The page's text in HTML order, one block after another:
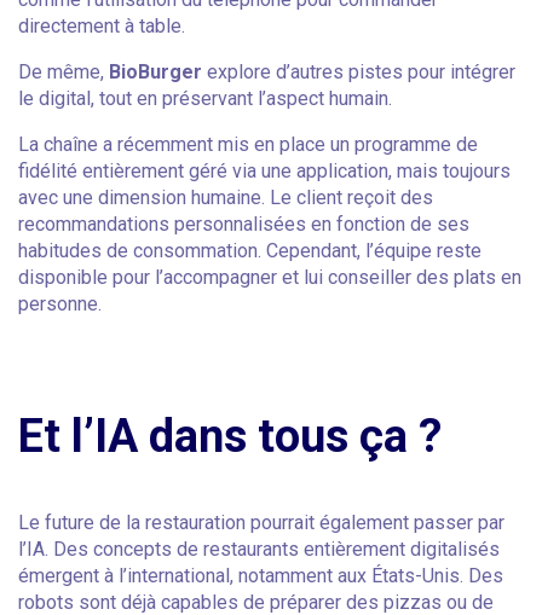
directement à table.
De même, BioBurger explore d’autres pistes pour intégrer
le digital, tout en préservant l’aspect humain.
La chaîne a récemment mis en place un programme de
fidélité entièrement géré via une application, mais toujours
avec une dimension humaine. Le client reçoit des
recommandations personnalisées en fonction de ses
habitudes de consommation. Cependant, l’équipe reste
disponible pour l’accompagner et lui conseiller des plats en
personne.
Et l’IA dans tous ça ?
Le future de la restauration pourrait également passer par
l’IA. Des concepts de restaurants entièrement digitalisés
émergent à l’international, notamment aux États-Unis. Des
robots sont déjà capables de préparer des pizzas ou de